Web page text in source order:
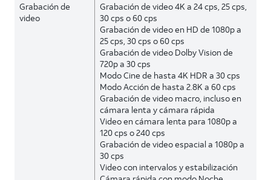
Grabación de
video
Grabación de video 4K a 24 cps, 25 cps,
30 cps o 60 cps
Grabación de video en HD de 1080p a
25 cps, 30 cps o 60 cps
Grabación de video Dolby Vision de
720p a 30 cps
Modo Cine de hasta 4K HDR a 30 cps
Modo Acción de hasta 2.8K a 60 cps
Grabación de video macro, incluso en
cámara lenta y cámara rápida
Video en cámara lenta para 1080p a
120 cps o 240 cps
Grabación de video espacial a 1080p a
30 cps
Video con intervalos y estabilización